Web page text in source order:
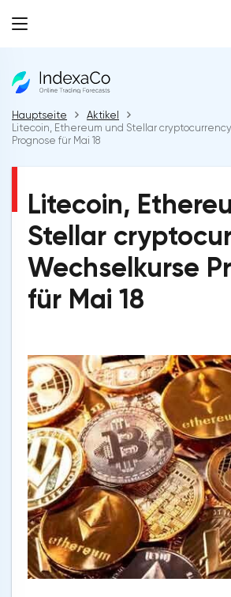
Hauptseite
Aktikel
Litecoin, Ethereum und Stellar
Prognose für Mai 18
Litecoin,
Stellar
Wechselkurse
für Mai 18